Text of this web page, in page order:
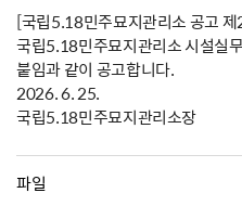
[국립5.18민주묘지관리소 공고
국립5.18민주묘지관리소 시설실
붙임과 같이 공고합니다.
2026. 6. 25.
국립5.18민주묘지관리소장
파일